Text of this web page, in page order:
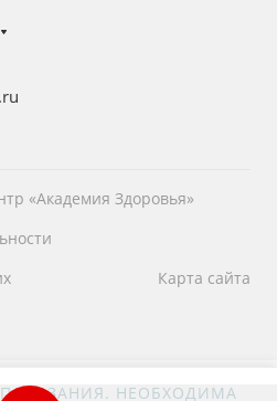
«Академия Здоровья»
Карта сайта
НЕОБХОДИМА